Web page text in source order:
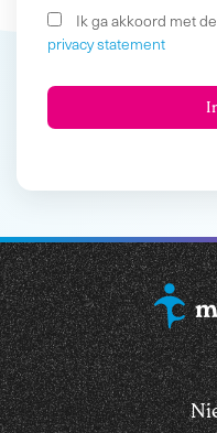
Ik ga akkoord met de
privacy statement